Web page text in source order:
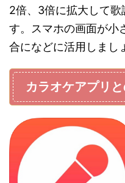
2倍、3倍に拡大して歌
す。スマホの画面が小
合になどに活用しまし
カラオケアプリ